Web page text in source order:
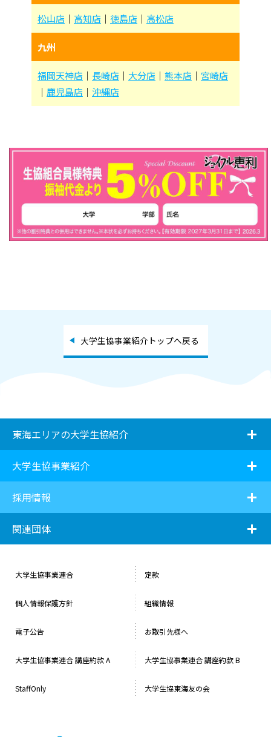
松山店 ｜ 高知店 ｜ 徳島店 ｜ 高松店
九州
福岡天神店 ｜ 長崎店 ｜ 大分店 ｜ 熊本店 ｜ 宮崎店
｜ 鹿児島店 ｜ 沖縄店
大学生協事業紹介トップへ戻る
東海エリアの大学生協紹介
大学生協事業紹介
採用情報
関連団体
大学生協事業連合 定款
個人情報保護方針 組織情報
電子公告 お取引先様へ
⼤学⽣協事業連合 講座約款 A 大学生協事業連合 講座約款 B
StaffOnly 大学生協東海友の会